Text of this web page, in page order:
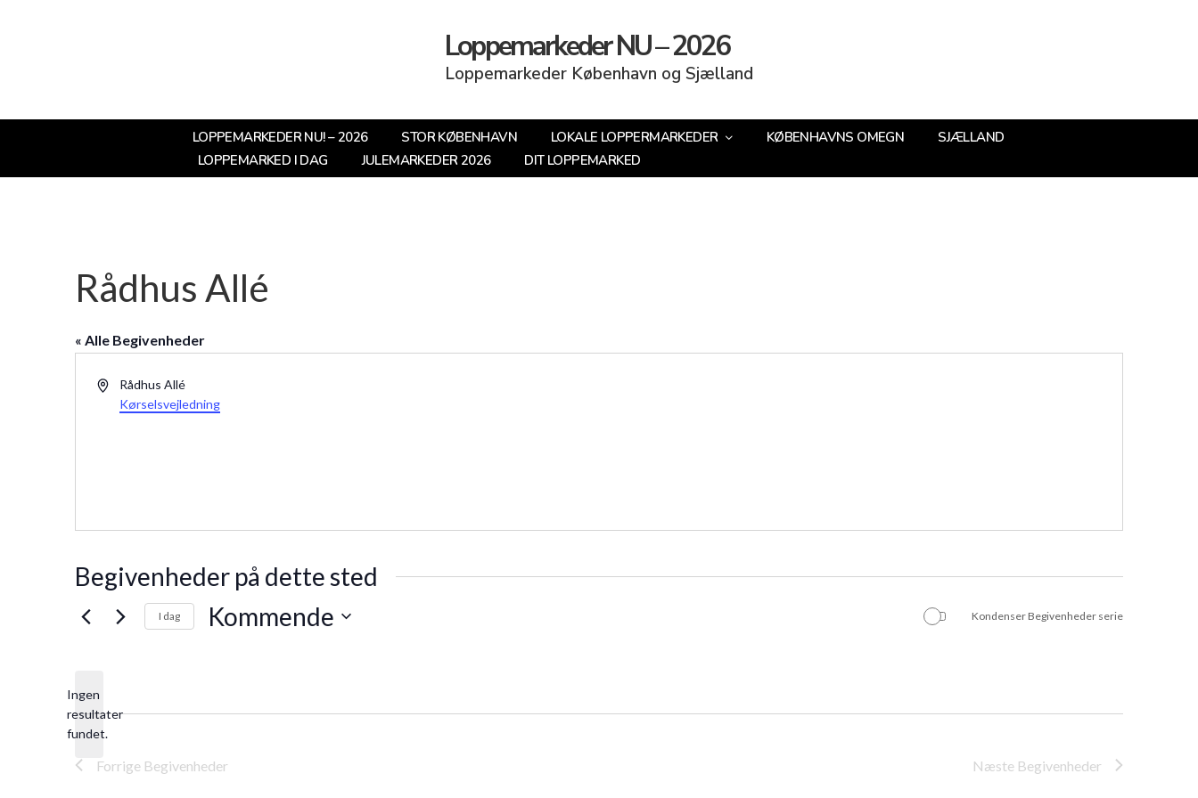
Loppemarkeder NU – 2026
Loppemarkeder København og Sjælland
LOPPEMARKEDER NU! – 2026 STOR KØBENHAVN LOKALE LOPPERMARKEDER KØBENHAVNS OMEGN
SJÆLLAND
LOPPEMARKED I DAG
JULEMARKEDER 2026 DIT LOPPEMARKED
Rådhus Allé
« Alle Begivenheder
AdresseRådhus Allé
Kørselsvejledning
Begivenheder på dette sted
Notice
Ingen
resultater
fundet.
I dag Kommende Kondenser Begivenheder serie
Forrige Begivenheder Næste Begivenheder